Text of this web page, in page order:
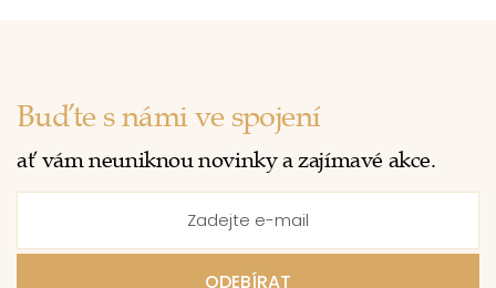
Buďte s námi ve spojení
ať vám neuniknou novinky a zajímavé akce.